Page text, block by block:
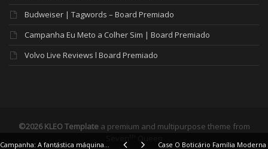
Campanha: A fantástica máquina resolvedora de problemas AACD Case O Boticário Família Moderna
Budweiser | Tagwords – Board Premiado
Campanha Eu Meto a Colher Sim | Board Premiado
Volvo Live Reviews l Board Premiado
©2026 KLEO Templatea premium and multipurpose theme from